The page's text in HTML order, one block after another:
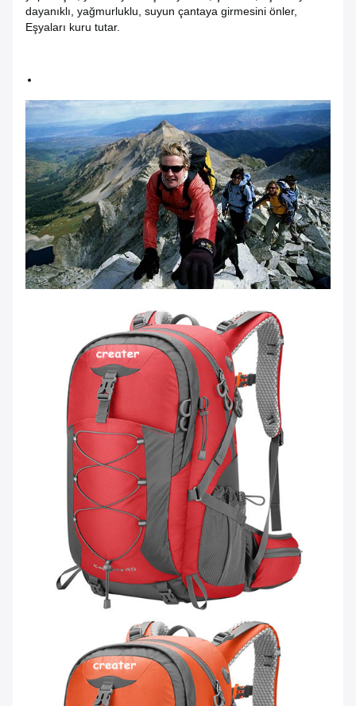
dayanıklı, yağmurluklu, suyun çantaya girmesini önler,
Eşyaları kuru tutar.